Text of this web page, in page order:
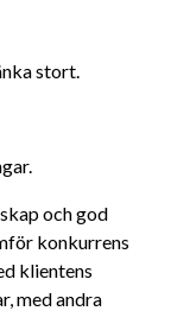
stort.
och god
konkurrens
klientens
med andra